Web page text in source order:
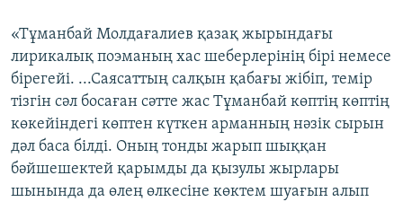
«Тұманбай Молдағалиев қазақ жырындағы
лирикалық поэманың хас шеберлерінің бірі немесе
бірегейі. ...Саясаттың салқын қабағы жібіп, темір
тізгін сәл босаған сәтте жас Тұманбай көптің көптің
көкейіндегі көптен күткен арманның нәзік сырын
дәл баса білді. Оның тонды жарып шыққан
бәйшешектей қарымды да қызулы жырлары
шынында да өлең өлкесіне көктем шуағын алып